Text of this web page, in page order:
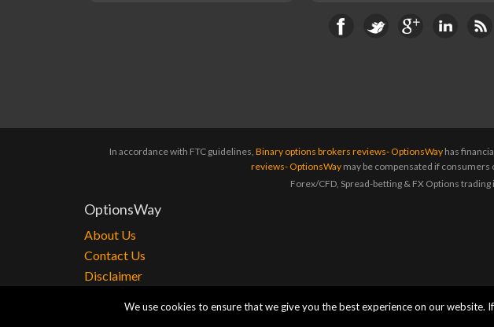
FacebookTwitterGoogle+Linkedin
RSS
In accordance with FTC guidelines, Binary options brokers reviews- OptionsWayhas
reviews- OptionsWay may be compensated if consumers
Forex/CFD, Spread-betting & FX Options
OptionsWay
About Us
Contact Us
Disclaimer
We use cookies to ensure that we give you the best experience on our